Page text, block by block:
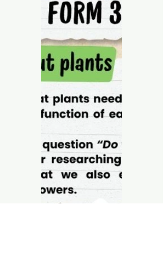
15 ago 2025
0 min de lectura
2025 4° año